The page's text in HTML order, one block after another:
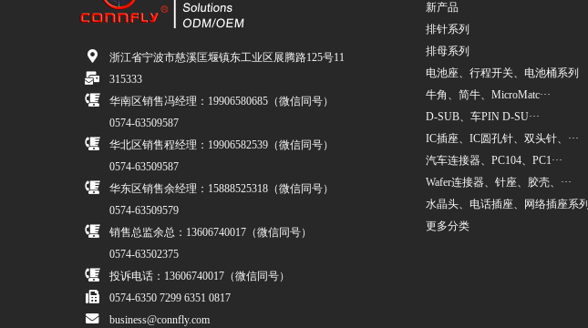
浙江省宁波市慈溪匡堰镇东工业区展腾路125号11
315333
华南区销售冯经理：19906580685（微信同号）
0574-63509587
华北区销售程经理：19906582539（微信同号）
0574-63509587
华东区销售余经理：15888525318（微信同号）
0574-63509579
销售总监余总：13606740017（微信同号）
0574-63502375
投诉电话：13606740017（微信同号）
0574-6350 7299 6351 0817
business@connfly.com
新产品
排针系列
排母系列
电池座、行程开关、电池桶系列
牛角、简牛、MicroMatc···
D-SUB、车PIN D-SU···
IC插座、IC圆孔针、双头针、···
汽车连接器、PC104、PC1···
Wafer连接器、针座、胶壳、···
水晶头、电话插座、网络插座系列
更多分类